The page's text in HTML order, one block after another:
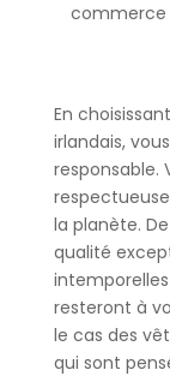
commerce
En
irlandais,
responsable.
la planète.
qualité
resteront à
le cas des
qui sont